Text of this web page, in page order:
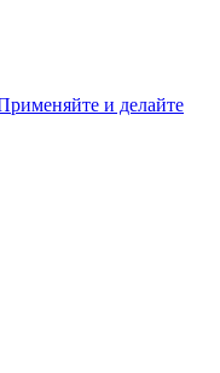
и делайте